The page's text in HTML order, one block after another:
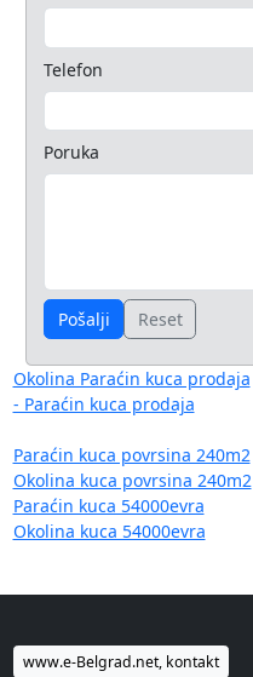
Telefon
Poruka
Pošalji Reset
Okolina Paraćin kuca prodaja
- Paraćin kuca prodaja
Paraćin kuca povrsina 240m2
Okolina kuca povrsina 240m2
Paraćin kuca 54000evra
Okolina kuca 54000evra
www.e-Belgrad.net, kontakt